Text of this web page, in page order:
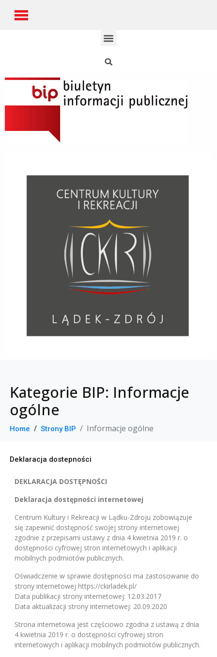
Kategorie BIP: Informacje
ogólne
Home Strony BIP Informacje ogólne
Deklaracja dostepności
DEKLARACJA DOSTĘPNOŚCI
Deklaracja dostępności internetowej
Centrum Kultury i Rekreacji w Lądku-Zdroju zobowiązuje
się zapewnić dostępność swojej strony internetowej
zgodnie z przepisami ustawy z dnia 4 kwietnia 2019 r. o
dostępności cyfrowej stron internetowych i aplikacji
mobilnych podmiotów publicznych.
Oświadczenie w sprawie dostępności ma zastosowanie do
strony internetowej https://ckirladek.pl/
Data publikacji strony internetowej: 12.03.2017
Data aktualizacji strony internetowej: 20.09.2020
Strona internetowa jest częściowo zgodna z ustawą z dnia
4 kwietnia 2019 r. o dostępności cyfrowej stron
internetowych i aplikacji mobilnych podmiotów publicznych.